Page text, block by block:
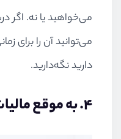
می‌خواهید یا نه. اگر
می‌توانید آن را برای
دارید نگه‌دارید.
۴. به موقع مالیات خود را بپردازید